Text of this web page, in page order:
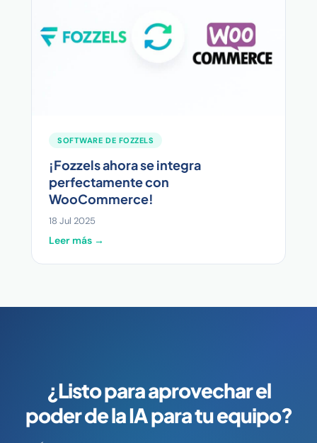
SOFTWARE DE FOZZELS
¡Fozzels ahora se integra
perfectamente con
WooCommerce!
18 Jul 2025
Leer más →
¿Listo para aprovechar el
poder de la IA para tu equipo?